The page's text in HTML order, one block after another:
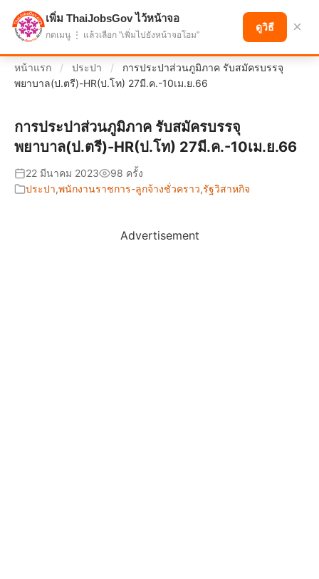
แบ่งปันโอกาส เพื่ออนาคตที่ก้าวหน้า
หน้าแรก / ประปา /
การประปาส่วนภูมิภาค รับสมัครบรรจุ
พยาบาล(ป.ตรี)-HR(ป.โท) 27มี.ค.-10เม.ย.66
การประปาส่วนภูมิภาค รับสมัครบรรจุ
พยาบาล(ป.ตรี)-HR(ป.โท) 27มี.ค.-10เม.ย.66
22 มีนาคม 2023
98 ครั้ง
ประปา,พนักงานราชการ-ลูกจ้างชั่วคราว,รัฐวิสาหกิจ
Advertisement
เพิ่ม ThaiJobsGov ไว้หน้าจอ
กดเมนู ⋮ แล้วเลือก "เพิ่มไปยังหน้าจอโฮม"
ดูวิธี ×